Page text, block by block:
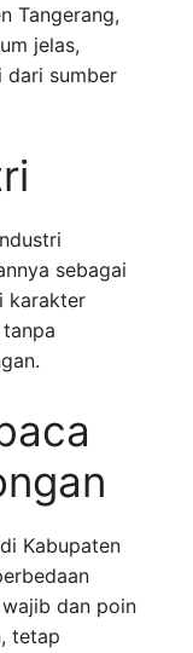
Tangerang,
jelas,
dari sumber
sebagai
karakter
Kabupaten
dan poin
tetap